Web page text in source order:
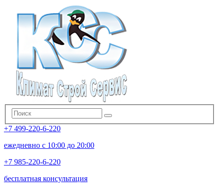
+7 499-220-6-220
ежедневно с 10:00 до 20:00
+7 985-220-6-220
бесплатная консультация